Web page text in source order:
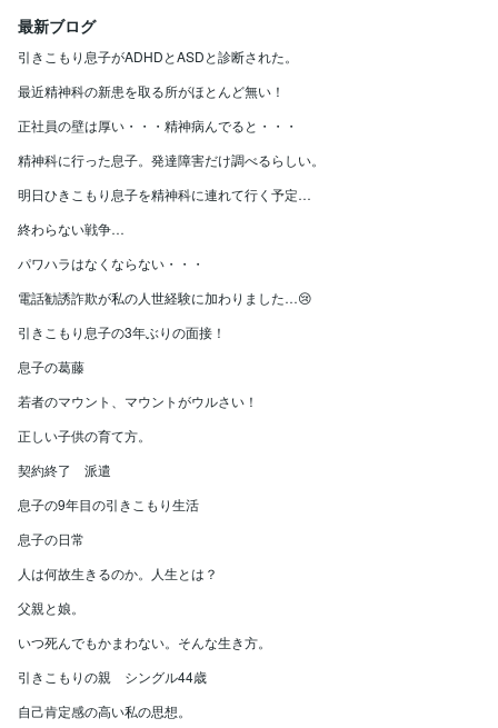
最新ブログ
引きこもり息子がADHDとASDと診断された。
最近精神科の新患を取る所がほとんど無い！
正社員の壁は厚い・・・精神病んでると・・・
精神科に行った息子。発達障害だけ調べるらしい。
明日ひきこもり息子を精神科に連れて行く予定…
終わらない戦争…
パワハラはなくならない・・・
電話勧誘詐欺が私の人世経験に加わりました…😢
引きこもり息子の3年ぶりの面接！
息子の葛藤
若者のマウント、マウントがウルさい！
正しい子供の育て方。
契約終了 派遣
息子の9年目の引きこもり生活
息子の日常
人は何故生きるのか。人生とは？
父親と娘。
いつ死んでもかまわない。そんな生き方。
引きこもりの親 シングル44歳
自己肯定感の高い私の思想。